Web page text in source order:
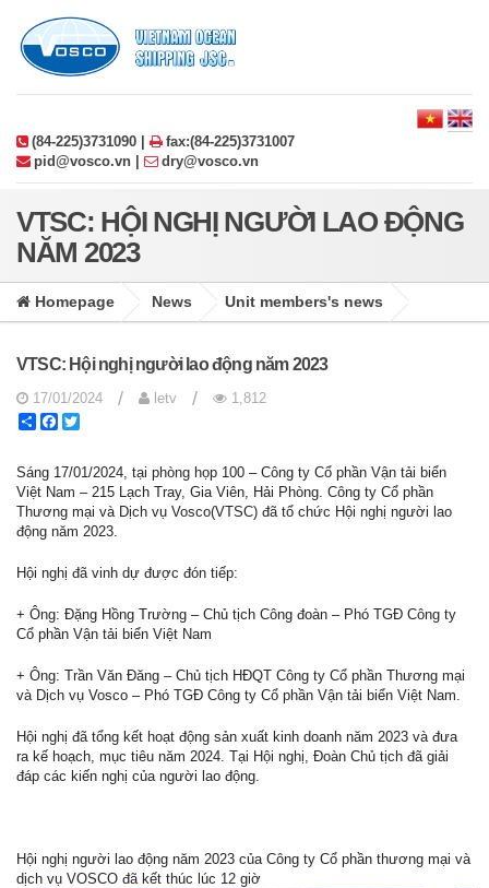
(84-225)3731090 |
fax:(84-225)3731007
pid@vosco.vn |
dry@vosco.vn
VTSC: HỘI NGHỊ NGƯỜI LAO ĐỘNG
NĂM 2023
Homepage News Unit members's news
VTSC: Hội nghị người lao động năm 2023
17/01/2024 / letv /
1,812
ShareFacebook
Sáng 17/01/2024, tại phòng họp 100 – Công ty Cổ phần Vận tải biển
Việt Nam – 215 Lạch Tray, Gia Viên, Hải Phòng. Công ty Cổ phần
Thương mại và Dịch vụ Vosco(VTSC) đã tổ chức Hội nghị người lao
động năm 2023.
Hội nghị đã vinh dự được đón tiếp:
+ Ông: Đặng Hồng Trường – Chủ tịch Công đoàn – Phó TGĐ Công ty
Cổ phần Vận tải biển Việt Nam
+ Ông: Trần Văn Đăng – Chủ tịch HĐQT Công ty Cổ phần Thương mại
và Dịch vụ Vosco – Phó TGĐ Công ty Cổ phần Vận tải biển Việt Nam.
Hội nghị đã tổng kết hoạt động sản xuất kinh doanh năm 2023 và đưa
ra kế hoạch, mục tiêu năm 2024. Tại Hội nghị, Đoàn Chủ tịch đã giải
đáp các kiến nghị của người lao động.
Hội nghị người lao động năm 2023 của Công ty Cổ phần thương mại và
dịch vụ VOSCO đã kết thúc lúc 12 giờ